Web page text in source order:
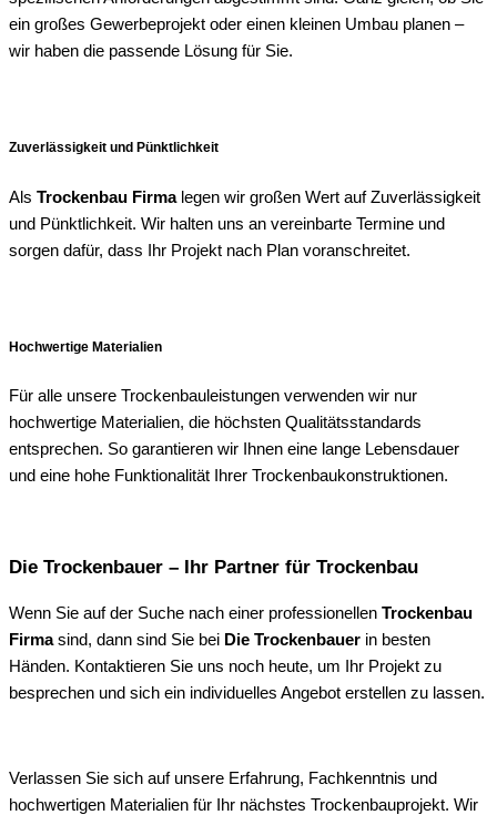
ein großes Gewerbeprojekt oder einen kleinen Umbau planen –
wir haben die passende Lösung für Sie.
Zuverlässigkeit und Pünktlichkeit
Als Trockenbau Firmalegen wir großen Wert auf Zuverlässigkeit
und Pünktlichkeit. Wir halten uns an vereinbarte Termine und
sorgen dafür, dass Ihr Projekt nach Plan voranschreitet.
Hochwertige Materialien
Für alle unsere Trockenbauleistungen verwenden wir nur
hochwertige Materialien, die höchsten Qualitätsstandards
entsprechen. So garantieren wir Ihnen eine lange Lebensdauer
und eine hohe Funktionalität Ihrer Trockenbaukonstruktionen.
Die Trockenbauer – Ihr Partner für Trockenbau
Wenn Sie auf der Suche nach einer professionellen Trockenbau
Firmasind, dann sind Sie bei Die Trockenbauer in besten
Händen. Kontaktieren Sie uns noch heute, um Ihr Projekt zu
besprechen und sich ein individuelles Angebot erstellen zu lassen.
Verlassen Sie sich auf unsere Erfahrung, Fachkenntnis und
hochwertigen Materialien für Ihr nächstes Trockenbauprojekt. Wir